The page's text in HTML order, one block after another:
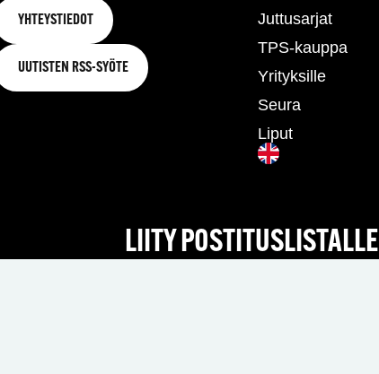
YHTEYSTIEDOT
UUTISTEN RSS-SYÖTE
Juttusarjat
TPS-kauppa
Yrityksille
Seura
Liput
LIITY POSTITUSLISTALLE